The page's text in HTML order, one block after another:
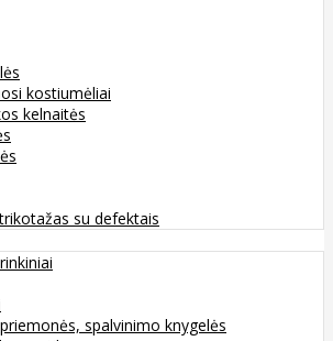
kostiumėliai
kelnaitės
su defektais
spalvinimo knygelės